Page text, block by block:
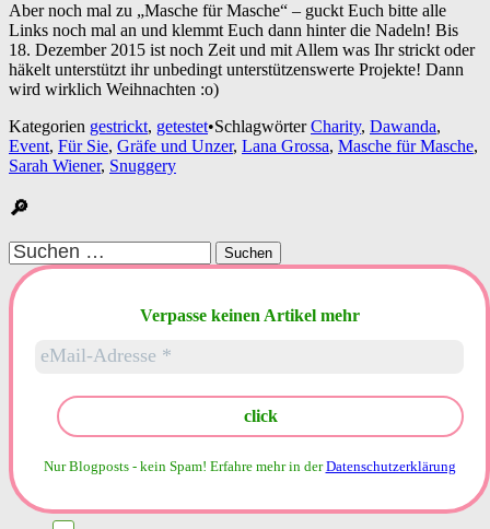
Aber noch mal zu „Masche für Masche“ – guckt Euch bitte alle
Links noch mal an und klemmt Euch dann hinter die Nadeln! Bis
18. Dezember 2015 ist noch Zeit und mit Allem was Ihr strickt oder
häkelt unterstützt ihr unbedingt unterstützenswerte Projekte! Dann
wird wirklich Weihnachten :o)
Kategorien gestrickt, getestet•SchlagwörterCharity, Dawanda,
Event, Für Sie, Gräfe und Unzer, Lana Grossa, Masche für Masche,
Sarah Wiener, Snuggery
🔎
Suchen
nach:
Verpasse keinen Artikel mehr
Nur Blogposts - kein Spam! Erfahre mehr in derDatenschutzerklärung